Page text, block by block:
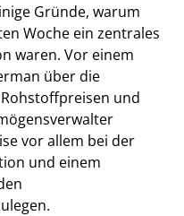
Gründe, warum
Woche ein zentrales
waren. Vor einem
über die
und
vor allem bei der
und einem